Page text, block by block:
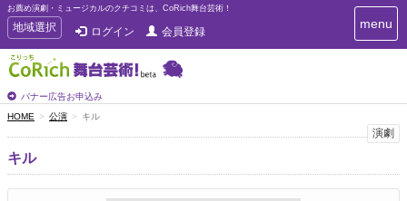
お薦め演劇・ミュージカルのクチコミは、CoRich舞台芸術！
T
o
g
g
e
n
a
v
i
地域選択 ログイン 会員登録
バナー広告お申込み
T
o
i
menu
HOME 公演 キル
演劇
キル